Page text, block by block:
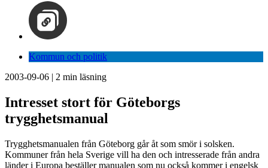
Kommun och politik
2003-09-06 | 2 min läsning
Intresset stort för Göteborgs
trygghetsmanual
Trygghetsmanualen från Göteborg går åt som smör i solsken.
Kommuner från hela Sverige vill ha den och intresserade från andra
länder i Europa beställer manualen som nu också kommer i engelsk